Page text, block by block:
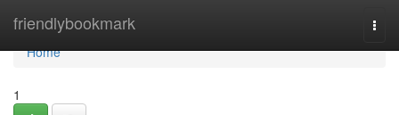
friendlybookmark
Home
Home
1